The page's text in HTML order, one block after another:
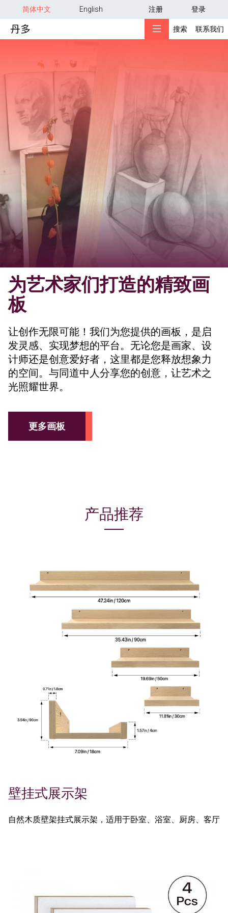
跳转到主要内容
简体中文 English 用户帐户菜单
注册 登录
搜索 联系我们
为艺术家们打造的精致画
板
让创作无限可能！我们为您提供的画板，是启
发灵感、实现梦想的平台。无论您是画家、设
计师还是创意爱好者，这里都是您释放想象力
的空间。与同道中人分享您的创意，让艺术之
光照耀世界。
更多画板
产品推荐
壁挂式展示架
自然木质壁架挂式展示架，适用于卧室、浴室、厨房、客厅